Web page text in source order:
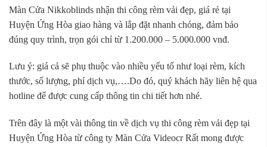
Màn Cửa Nikkoblinds nhận thi công rèm vải đẹp, giá rẻ tại
Huyện Ứng Hòa giao hàng và lắp đặt nhanh chóng, đảm bảo
đúng quy trình, trọn gói chỉ từ 1.200.000 – 5.000.000 vnđ.
Lưu ý: giá cả sẽ phụ thuộc vào nhiều yếu tố như loại rèm, kích
thước, số lượng, phí dịch vụ,….Do đó, quý khách hãy liên hệ qua
hotline để được cung cấp thông tin chi tiết hơn nhé.
Trên đây là một vài thông tin về dịch vụ thi công rèm vải đẹp tại
Huyện Ứng Hòa từ công ty Màn Cửa Videocr Rất mong được